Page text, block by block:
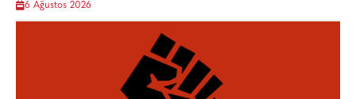
6 Ağustos 2026